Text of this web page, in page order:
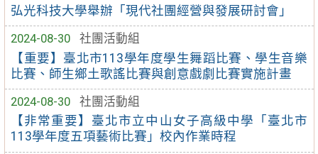
弘光科技大學舉辦「現代社團經營與發展研討會」
2024-08-30
社團活動組
【重要】臺北市113學年度學生舞蹈比賽、學生音樂
比賽、師生鄉土歌謠比賽與創意戲劇比賽實施計畫
2024-08-30
社團活動組
【非常重要】臺北市立中山女子高級中學「臺北市
113學年度五項藝術比賽」校內作業時程